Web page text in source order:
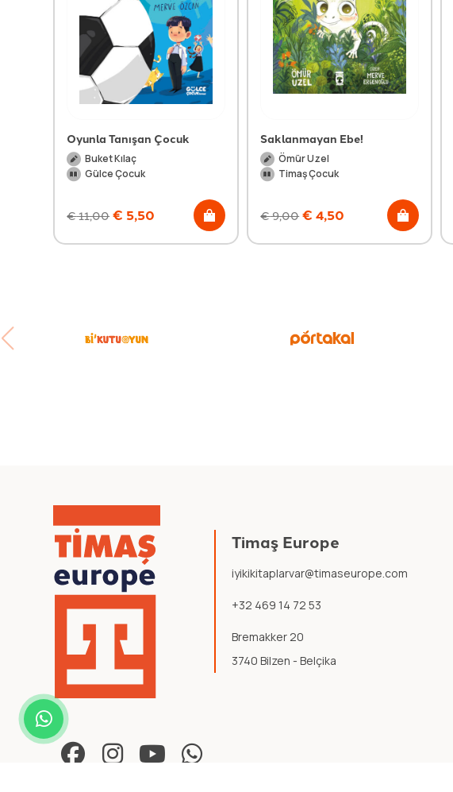
Oyunla Tanışan Çocuk
Buket Kılaç
Gülce Çocuk
€11,00 € 5,50
Saklanmayan Ebe!
Ömür Uzel
Timaş Çocuk
€9,00 € 4,50
Timaş Europe
iyikikitaplarvar@timaseurope.com
+32 469 14 72 53
Bremakker 20
3740 Bilzen - Belçika